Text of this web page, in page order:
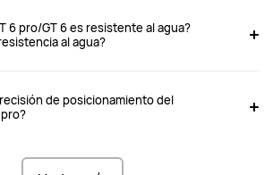
mm
51.3 g
Dimensiones: 41.3*41.3*9.99 mm
Peso (sin la correa): aprox. 3705 g
6 pro/GT 6 es resistente al agua?
al agua?
de posicionamiento del
pro?